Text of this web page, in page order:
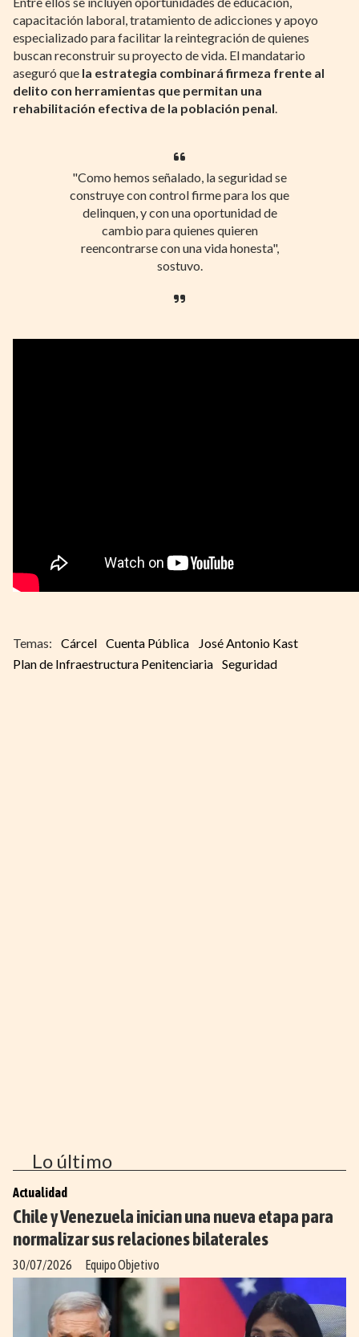
capacitación laboral, tratamiento de adicciones y apoyo
especializado para facilitar la reintegración de quienes
buscan reconstruir su proyecto de vida. El mandatario
aseguró que la estrategia combinará firmeza frente al
delito con herramientas que permitan una
rehabilitación efectiva de la población penal
"Como hemos señalado, la seguridad se
construye con control firme para los que
delinquen, y con una oportunidad de
cambio para quienes quieren
reencontrarse con una vida honesta",
sostuvo.
Cárcel Cuenta Pública
José Antonio Kast
Plan de Infraestructura Penitenciaria Seguridad
Lo último
Chile y Venezuela inician una nueva etapa para
normalizar sus relaciones bilaterales
Equipo Objetivo
Actualidad
30/07/2026